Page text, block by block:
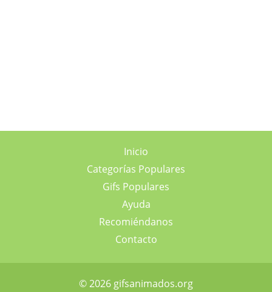
Inicio
Categorías Populares
Gifs Populares
Ayuda
Recomiéndanos
Contacto
© 2026 gifsanimados.org